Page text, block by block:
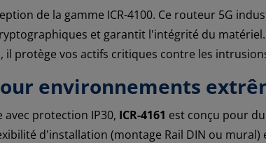
de la gamme ICR-4100. Ce routeur 5G
et garantit l'intégrité du
il protège vos actifs critiques contre les
environnements
protection IP30, ICR-4161 est conçu pour
d'installation (montage Rail DIN ou